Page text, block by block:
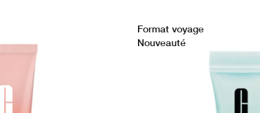
Format voyage
Nouveauté